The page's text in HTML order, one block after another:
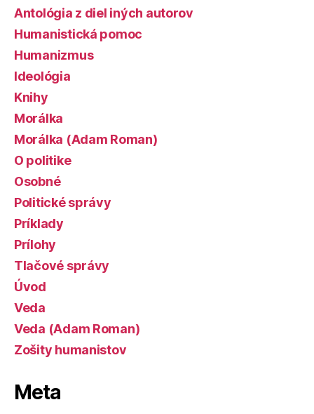
Antológia z diel iných autorov
Humanistická pomoc
Humanizmus
Ideológia
Knihy
Morálka
Morálka (Adam Roman)
O politike
Osobné
Politické správy
Príklady
Prílohy
Tlačové správy
Úvod
Veda
Veda (Adam Roman)
Zošity humanistov
Meta